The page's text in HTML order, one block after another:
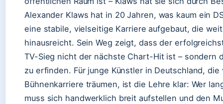
Alexander Klaws hat in 20 Jahren, was kaum ein
eine stabile, vielseitige Karriere aufgebaut, die
hinausreicht. Sein Weg zeigt, dass der
TV-Sieg nicht der nächste Chart-Hit ist – sondern
zu erfinden. Für junge Künstler in Deutschland, die
Bühnenkarriere träumen, ist die Lehre klar: Wer
muss sich handwerklich breit aufstellen und den